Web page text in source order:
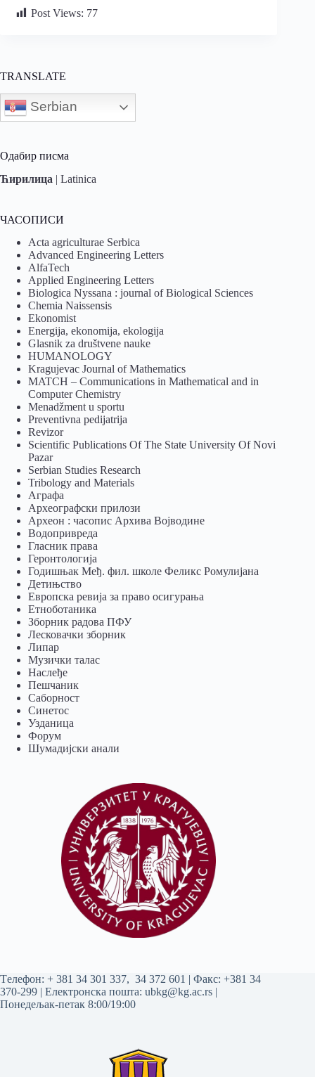
Post Views: 77
TRANSLATE
Serbian
Одабир писма
Ћирилица | Latinica
ЧАСОПИСИ
Acta agriculturae Serbica
Advanced Engineering Letters
AlfaTech
Applied Engineering Letters
Biologica Nyssana : journal of Biological Sciences
Chemia Naissensis
Ekonomist
Energija, ekonomija, ekologija
Glasnik za društvene nauke
HUMANOLOGY
Kragujevac Journal of Mathematics
MATCH – Communications in Mathematical and in
Computer Chemistry
Menadžment u sportu
Preventivna pedijatrija
Revizor
Scientific Publications Of The State University Of Novi
Pazar
Serbian Studies Research
Tribology and Materials
Аграфа
Археографски прилози
Археон : часопис Архива Војводине
Водопривреда
Гласник права
Геронтологија
Годишњак Међ. фил. школе Феликс Ромулијана
Детињство
Европска ревија за право осигурања
Eтноботаника
Зборник радова ПФУ
Лесковачки зборник
Липар
Музички талас
Наслеђе
Пешчаник
Саборност
Синетос
Узданица
Форум
Шумадијски анали
Tелефон: + 381 34 301 337, 34 372 601 | Факс: +381 34
370-299 | Електронска пошта: ubkg@kg.ac.rs |
Понедељак-петак 8:00/19:00